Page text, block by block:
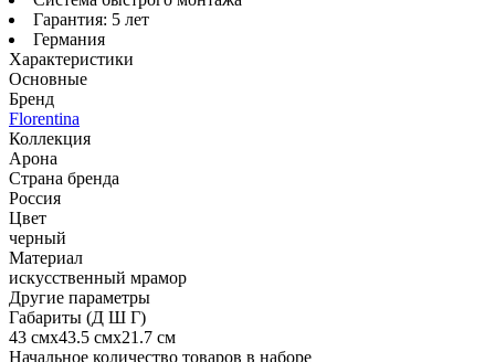
Гарантия: 5 лет
Германия
Характеристики
Основные
Бренд
Florentina
Коллекция
Арона
Страна бренда
Россия
Цвет
черный
Материал
искусственный мрамор
Другие параметры
Габариты (Д Ш Г)
43 смх43.5 смх21.7 см
Начальное количество товаров в наборе